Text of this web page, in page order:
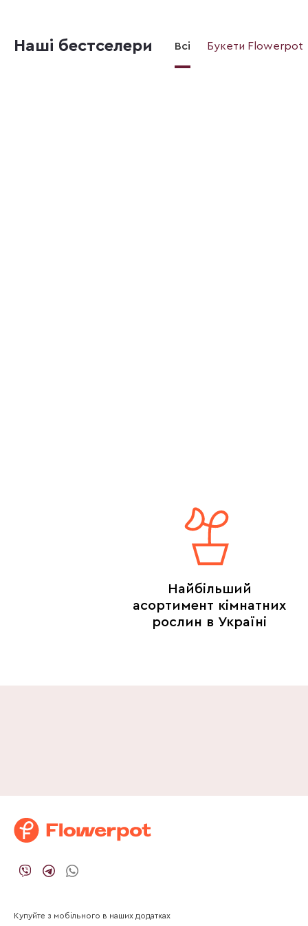
Наші бестселери Всі Букети Flowerpot
Найбільший
асортимент кімнатних
рослин в Україні
Купуйте з мобільного в наших додатках